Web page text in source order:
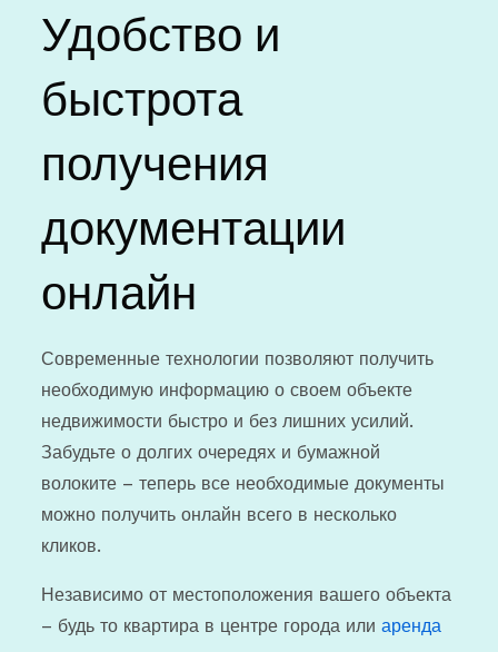
Удобство и
быстрота
получения
документации
онлайн
Современные технологии позволяют получить
необходимую информацию о своем объекте
недвижимости быстро и без лишних усилий.
Забудьте о долгих очередях и бумажной
волоките – теперь все необходимые документы
можно получить онлайн всего в несколько
кликов.
Независимо от местоположения вашего объекта
– будь то квартира в центре города илиаренда